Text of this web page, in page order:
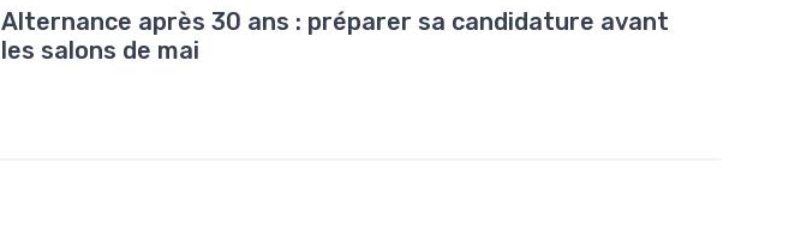
Alternance après 30 ans : préparer sa candidature avant
les salons de mai